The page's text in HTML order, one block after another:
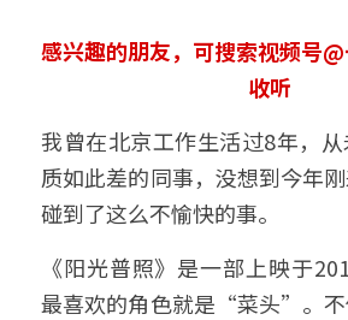
感兴趣的朋友，可搜索视频号
收听
我曾在北京工作生活过8年，
质如此差的同事，没想到今年
碰到了这么不愉快的事。
《阳光普照》是一部上映于
最喜欢的角色就是“菜头”。不